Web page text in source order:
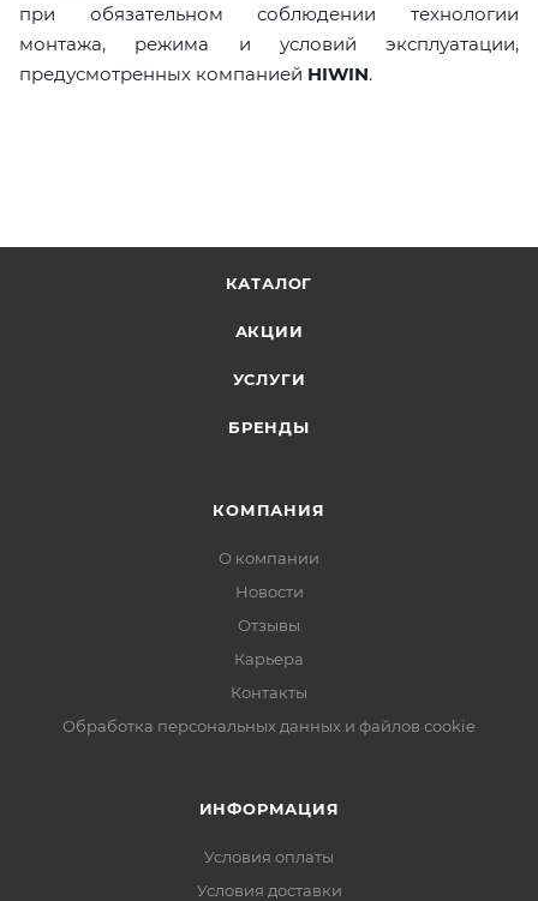
при обязательном соблюдении технологии
монтажа, режима и условий эксплуатации,
предусмотренных компанией HIWIN.
КАТАЛОГ
АКЦИИ
УСЛУГИ
БРЕНДЫ
КОМПАНИЯ
О компании
Новости
Отзывы
Карьера
Контакты
Обработка персональных данных и файлов cookie
ИНФОРМАЦИЯ
Условия оплаты
Условия доставки